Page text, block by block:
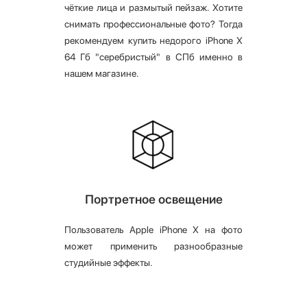
чёткие лица и размытый пейзаж. Хотите
снимать профессиональные фото? Тогда
рекомендуем купить недорого iPhone X
64 Гб "серебристый" в СПб именно в
нашем магазине.
Портретное освещение
Пользователь Apple iPhone X на фото
может применить разнообразные
студийные эффекты.